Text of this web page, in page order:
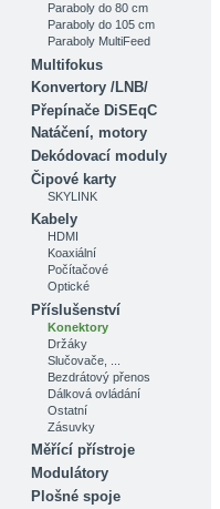
Paraboly do 80 cm
Paraboly do 105 cm
Paraboly MultiFeed
Multifokus
Konvertory /LNB/
Přepínače DiSEqC
Natáčení, motory
Dekódovací moduly
Čipové karty
SKYLINK
Kabely
HDMI
Koaxiální
Počítačové
Optické
Příslušenství
Konektory
Držáky
Slučovače, ...
Bezdrátový přenos
Dálková ovládání
Ostatní
Zásuvky
Měřící přístroje
Modulátory
Plošné spoje